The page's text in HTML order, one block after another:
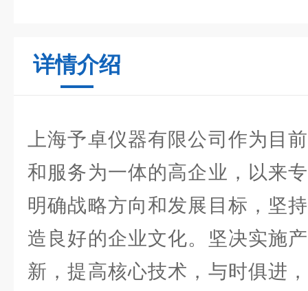
详情介绍
上海予卓仪器有限公司作为目
和服务为一体的高企业，以来
明确战略方向和发展目标，坚
造良好的企业文化。坚决实施
新，提高核心技术，与时俱进